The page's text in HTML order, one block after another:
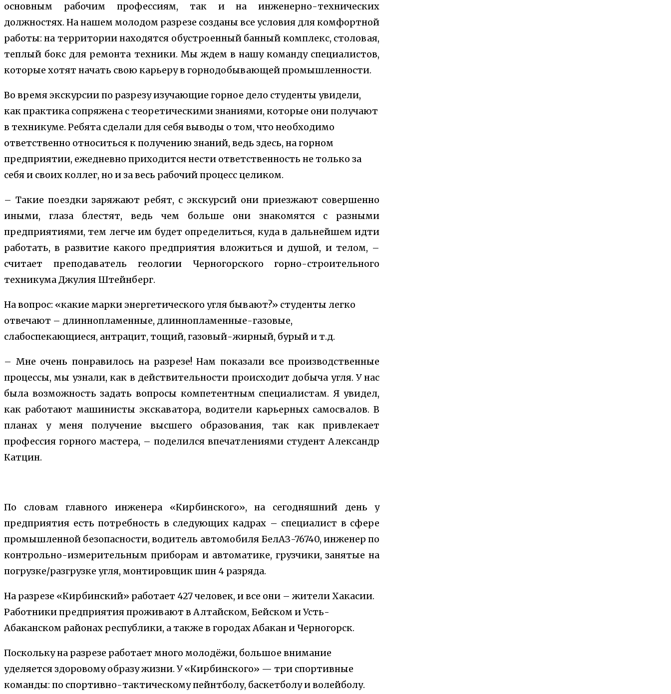
основным рабочим профессиям, так и на инженерно-технических
должностях. На нашем молодом разрезе созданы все условия для комфортной
работы: на территории находятся обустроенный банный комплекс, столовая,
теплый бокс для ремонта техники. Мы ждем в нашу команду специалистов,
которые хотят начать свою карьеру в горнодобывающей промышленности.
Во время экскурсии по разрезу изучающие горное дело студенты увидели,
как практика сопряжена с теоретическими знаниями, которые они получают
в техникуме. Ребята сделали для себя выводы о том, что необходимо
ответственно относиться к получению знаний, ведь здесь, на горном
предприятии, ежедневно приходится нести ответственность не только за
себя и своих коллег, но и за весь рабочий процесс целиком.
– Такие поездки заряжают ребят, с экскурсий они приезжают совершенно
иными, глаза блестят, ведь чем больше они знакомятся с разными
предприятиями, тем легче им будет определиться, куда в дальнейшем идти
работать, в развитие какого предприятия вложиться и душой, и телом, –
считает преподаватель геологии Черногорского горно-строительного
техникума Джулия Штейнберг.
На вопрос: «какие марки энергетического угля бывают?» студенты легко
отвечают – длиннопламенные, длиннопламенные-газовые,
слабоспекающиеся, антрацит, тощий, газовый-жирный, бурый и т.д.
– Мне очень понравилось на разрезе! Нам показали все производственные
процессы, мы узнали, как в действительности происходит добыча угля. У нас
была возможность задать вопросы компетентным специалистам. Я увидел,
как работают машинисты экскаватора, водители карьерных самосвалов. В
планах у меня получение высшего образования, так как привлекает
профессия горного мастера, – поделился впечатлениями студент Александр
Катцин.
По словам главного инженера «Кирбинского», на сегодняшний день у
предприятия есть потребность в следующих кадрах – специалист в сфере
промышленной безопасности, водитель автомобиля БелАЗ-76740, инженер по
контрольно-измерительным приборам и автоматике, грузчики, занятые на
погрузке/разгрузке угля, монтировщик шин 4 разряда.
На разрезе «Кирбинский» работает 427 человек, и все они – жители Хакасии.
Работники предприятия проживают в Алтайском, Бейском и Усть-
Абаканском районах республики, а также в городах Абакан и Черногорск.
Поскольку на разрезе работает много молодёжи, большое внимание
уделяется здоровому образу жизни. У «Кирбинского» — три спортивные
команды: по спортивно-тактическому пейнтболу, баскетболу и волейболу.